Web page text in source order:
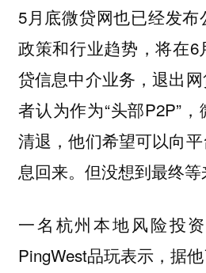
5月底微贷网也已经发
政策和行业趋势，将在6
贷信息中介业务，退出
者认为作为“头部P2P”
清退，他们希望可以向
息回来。但没想到最终等
一名杭州本地风险投
PingWest品玩表示，据